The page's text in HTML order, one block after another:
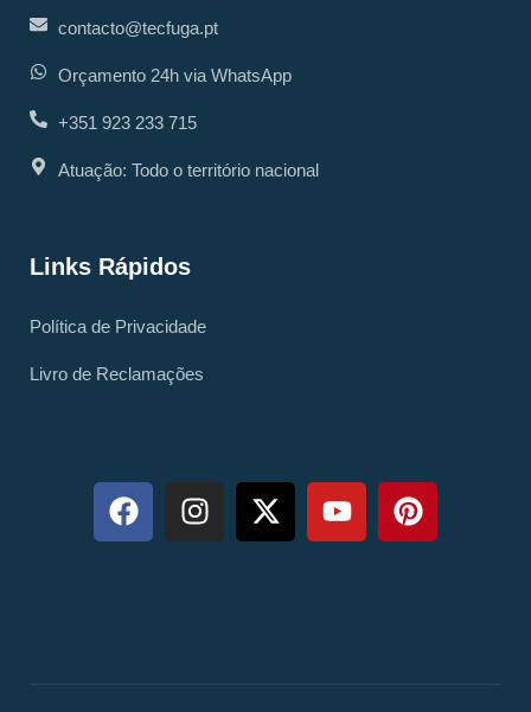
contacto@tecfuga.pt
Orçamento 24h via WhatsApp
+351 923 233 715
Atuação: Todo o território nacional
Links Rápidos
Política de Privacidade
Livro de Reclamações